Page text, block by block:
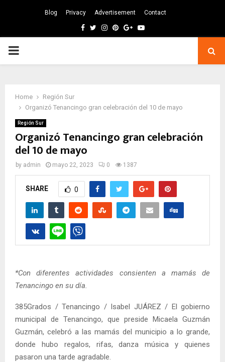
Blog Privacy Advertisement Contact
Facebook
TwitterInstagram
Pinterest
GoogleYoutube
PRIMARY
Home
Región Sur
Organizó Tenancingo gran celebración del 10 de mayo
Región Sur
Organizó Tenancingo gran celebración
del 10 de mayo
by admin mayo 22, 2023 0 1387
SHARE 0
*Con diferentes actividades consienten a mamás de
Tenancingo en su día.
385Grados / Tenancingo / Isabel JUÁREZ / El gobierno
municipal de Tenancingo, que preside Micaela Guzmán
Guzmán, celebró a las mamás del municipio a lo grande,
donde hubo regalos, rifas, danza música y quienes
pasaron una tarde agradable.